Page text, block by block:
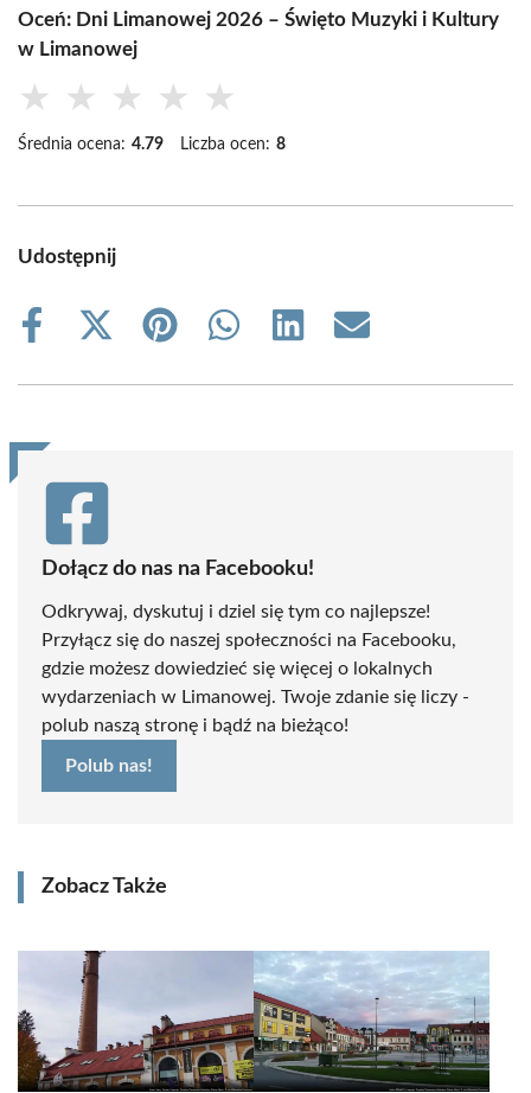
Oceń: Dni Limanowej 2026 – Święto Muzyki i Kultury
w Limanowej
★ ★ ★ ★ ★
Średnia ocena: 4.79 Liczba ocen: 8
Udostępnij
Share
Share
(Twitter)
Share
Share
Share
Share
Dołącz do nas na Facebooku!
Odkrywaj, dyskutuj i dziel się tym co najlepsze!
Przyłącz się do naszej społeczności na Facebooku,
gdzie możesz dowiedzieć się więcej o lokalnych
wydarzeniach w Limanowej. Twoje zdanie się liczy -
polub naszą stronę i bądź na bieżąco!
Polub nas!
Zobacz Także